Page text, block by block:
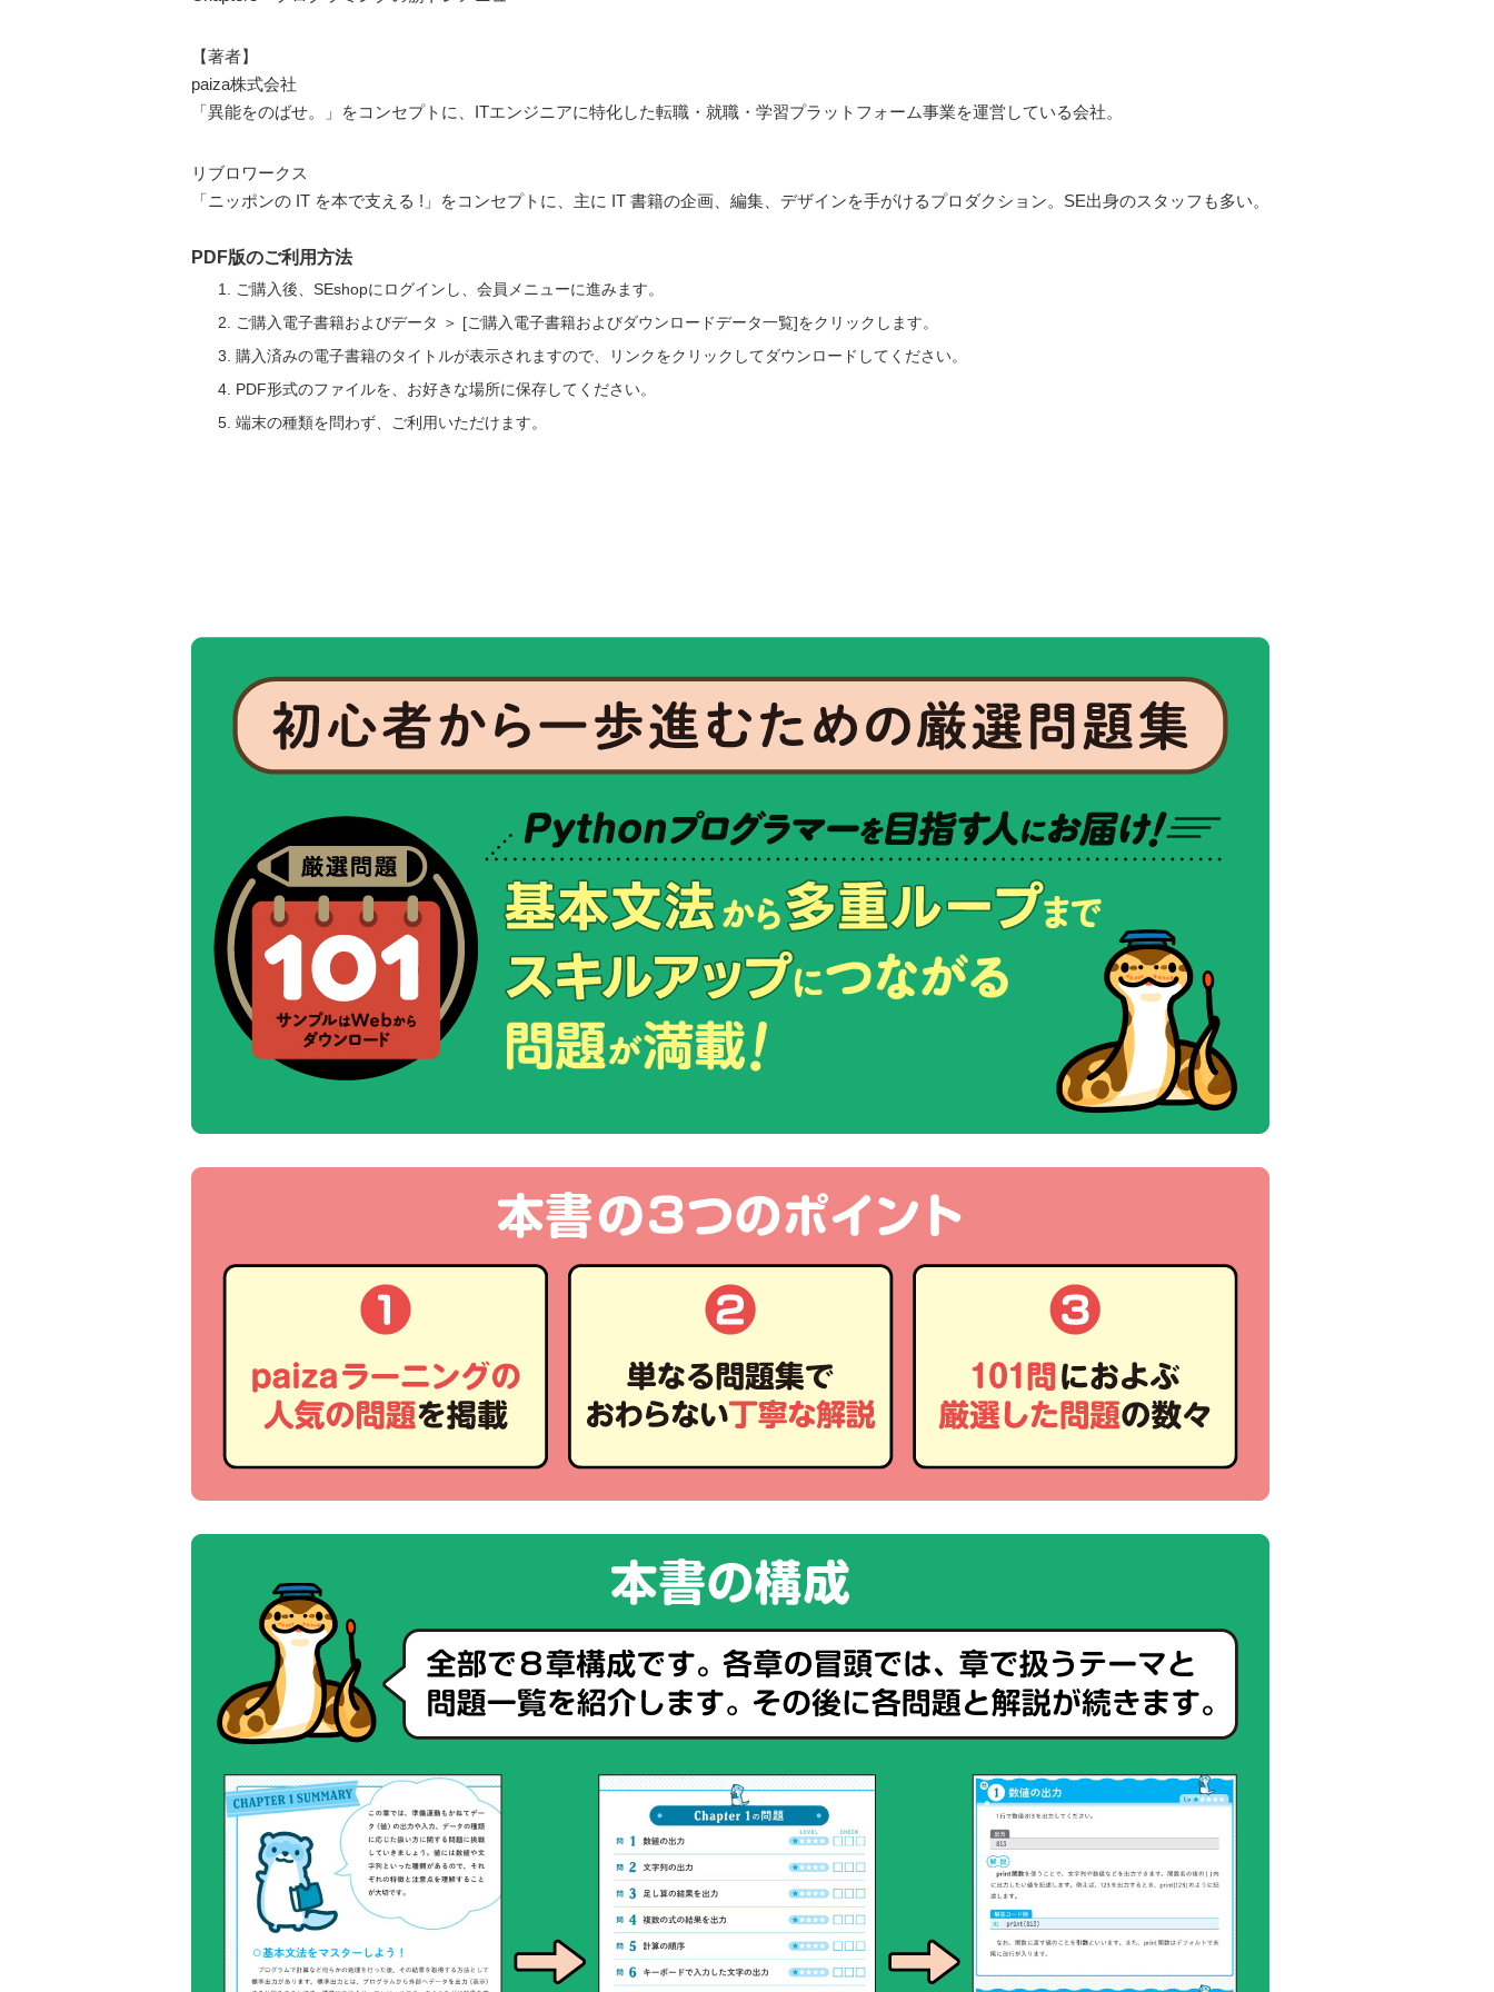
【著者】
paiza株式会社
「異能をのばせ。」をコンセプトに、ITエンジニアに特化した転職・就職・学習プラットフォーム事業を運営している会社。
リブロワークス
「ニッポンの IT を本で支える !」をコンセプトに、主に IT 書籍の企画、編集、デザインを手がけるプロダクション。SE出身のスタッフも多い。
PDF版のご利用方法
ご購入後、SEshopにログインし、会員メニューに進みます。
ご購入電子書籍およびデータ ＞ [ご購入電子書籍およびダウンロードデータ一覧]をクリックします。
購入済みの電子書籍のタイトルが表示されますので、リンクをクリックしてダウンロードしてください。
PDF形式のファイルを、お好きな場所に保存してください。
端末の種類を問わず、ご利用いただけます。